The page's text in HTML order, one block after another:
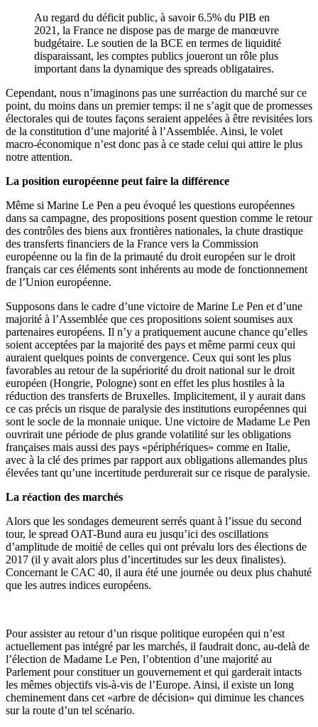
Au regard du déficit public, à savoir 6.5% du PIB en
2021, la France ne dispose pas de marge de manœuvre
budgétaire. Le soutien de la BCE en termes de liquidité
disparaissant, les comptes publics joueront un rôle plus
important dans la dynamique des spreads obligataires.
Cependant, nous n’imaginons pas une surréaction du marché sur ce
point, du moins dans un premier temps: il ne s’agit que de promesses
électorales qui de toutes façons seraient appelées à être revisitées lors
de la constitution d’une majorité à l’Assemblée. Ainsi, le volet
macro-économique n’est donc pas à ce stade celui qui attire le plus
notre attention.
La position européenne peut faire la différence
Même si Marine Le Pen a peu évoqué les questions européennes
dans sa campagne, des propositions posent question comme le retour
des contrôles des biens aux frontières nationales, la chute drastique
des transferts financiers de la France vers la Commission
européenne ou la fin de la primauté du droit européen sur le droit
français car ces éléments sont inhérents au mode de fonctionnement
de l’Union européenne.
Supposons dans le cadre d’une victoire de Marine Le Pen et d’une
majorité à l’Assemblée que ces propositions soient soumises aux
partenaires européens. Il n’y a pratiquement aucune chance qu’elles
soient acceptées par la majorité des pays et même parmi ceux qui
auraient quelques points de convergence. Ceux qui sont les plus
favorables au retour de la supériorité du droit national sur le droit
européen (Hongrie, Pologne) sont en effet les plus hostiles à la
réduction des transferts de Bruxelles. Implicitement, il y aurait dans
ce cas précis un risque de paralysie des institutions européennes qui
sont le socle de la monnaie unique. Une victoire de Madame Le Pen
ouvrirait une période de plus grande volatilité sur les obligations
françaises mais aussi des pays «périphériques» comme en Italie,
avec à la clé des primes par rapport aux obligations allemandes plus
élevées tant qu’une incertitude perdurerait sur ce risque de paralysie.
La réaction des marchés
Alors que les sondages demeurent serrés quant à l’issue du second
tour, le spread OAT-Bund aura eu jusqu’ici des oscillations
d’amplitude de moitié de celles qui ont prévalu lors des élections de
2017 (il y avait alors plus d’incertitudes sur les deux finalistes).
Concernant le CAC 40, il aura été une journée ou deux plus chahuté
que les autres indices européens.
Pour assister au retour d’un risque politique européen qui n’est
actuellement pas intégré par les marchés, il faudrait donc, au-delà de
l’élection de Madame Le Pen, l’obtention d’une majorité au
Parlement pour constituer un gouvernement et qui garderait intacts
les mêmes objectifs vis-à-vis de l’Europe. Ainsi, il existe un long
cheminement dans cet «arbre de décision» qui diminue les chances
sur la route d’un tel scénario.